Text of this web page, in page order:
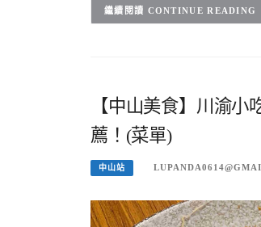
CONTINUE READING
【中山美食】川渝
薦！(菜單)
中山站